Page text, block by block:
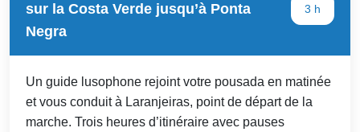
sur la Costa Verde jusqu’à Ponta
Negra
3 h
Un guide lusophone rejoint votre pousada en matinée
et vous conduit à Laranjeiras, point de départ de la
marche. Trois heures d’itinéraire avec pauses